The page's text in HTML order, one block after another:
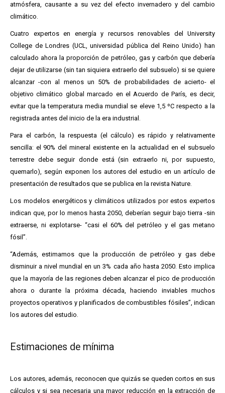
atmósfera, causante a su vez del efecto invernadero y del cambio
climático.
Cuatro expertos en energía y recursos renovables del University
College de Londres (UCL, universidad pública del Reino Unido) han
calculado ahora la proporción de petróleo, gas y carbón que debería
dejar de utilizarse (sin tan siquiera extraerlo del subsuelo) si se quiere
alcanzar -con al menos un 50% de probabilidades de acierto- el
objetivo climático global marcado en el Acuerdo de París, es decir,
evitar que la temperatura media mundial se eleve 1,5 ºC respecto a la
registrada antes del inicio de la era industrial.
Para el carbón, la respuesta (el cálculo) es rápido y relativamente
sencilla: el 90% del mineral existente en la actualidad en el subsuelo
terrestre debe seguir donde está (sin extraerlo ni, por supuesto,
quemarlo), según exponen los autores del estudio en un artículo de
presentación de resultados que se publica en la revista Nature.
Los modelos energéticos y climáticos utilizados por estos expertos
indican que, por lo menos hasta 2050, deberían seguir bajo tierra -sin
extraerse, ni explotarse- “casi el 60% del petróleo y el gas metano
fósil”.
“Además, estimamos que la producción de petróleo y gas debe
disminuir a nivel mundial en un 3% cada año hasta 2050. Esto implica
que la mayoría de las regiones deben alcanzar el pico de producción
ahora o durante la próxima década, haciendo inviables muchos
proyectos operativos y planificados de combustibles fósiles”, indican
los autores del estudio.
Estimaciones de mínima
Los autores, además, reconocen que quizás se queden cortos en sus
cálculos y si sea necesaria una mayor reducción en la extracción de